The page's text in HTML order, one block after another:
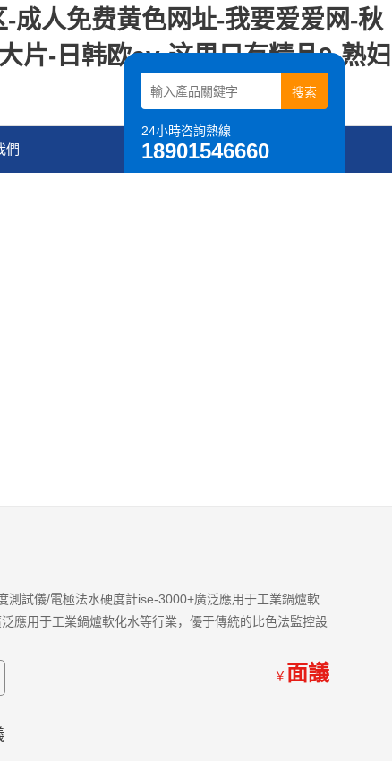
成人免费黄色网址-我要爱爱网-秋
片-日韩欧av-这里只有精品9-熟妇
24小時咨詢熱線
18901546660
們
測試儀/電極法水硬度計ise-3000+廣泛應用于工業鍋爐軟
應用于工業鍋爐軟化水等行業，優于傳統的比色法監控設
￥ 面議